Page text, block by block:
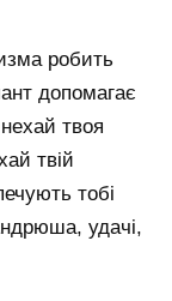
робить
допомагає
твоя
твій
тобі
удачі,